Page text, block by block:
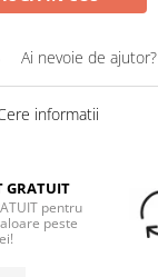
Ai nevoie de ajutor?
informatii
GRATUIT
pentru
peste